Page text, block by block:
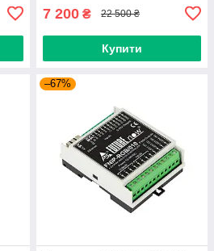
7 200 ₴ 22 500 ₴
Купити
–67%